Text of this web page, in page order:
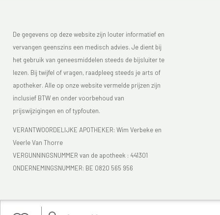
De gegevens op deze website zijn louter informatief en
vervangen geenszins een medisch advies. Je dient bij
het gebruik van geneesmiddelen steeds de bijsluiter te
lezen. Bij twijfel of vragen, raadpleeg steeds je arts of
apotheker. Alle op onze website vermelde prijzen zijn
inclusief BTW en onder voorbehoud van
prijswijzigingen en of typfouten.
VERANTWOORDELIJKE APOTHEKER: Wim Verbeke en
Veerle Van Thorre
VERGUNNINGSNUMMER van de apotheek : 441301
ONDERNEMINGSNUMMER: BE 0820 565 956
Je vindt Apotheek Verbeke - Van Thorre in de FAGG lijst